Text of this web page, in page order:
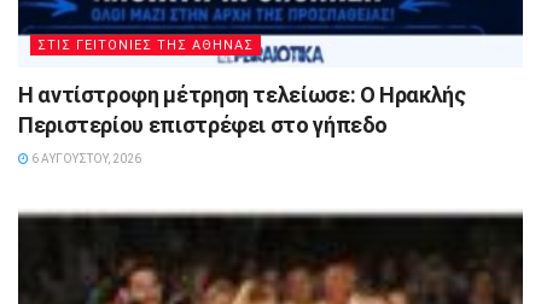
ΣΤΙΣ ΓΕΙΤΟΝΙΕΣ ΤΗΣ ΑΘΗΝΑΣ
Η αντίστροφη μέτρηση τελείωσε: Ο Ηρακλής
Περιστερίου επιστρέφει στο γήπεδο
6 ΑΥΓΟΎΣΤΟΥ, 2026